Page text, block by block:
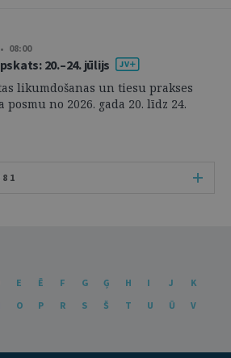
08:00
20.–24. jūlijs
likumdošanas un tiesu prakses
no 2026. gada 20. līdz 24.
E Ē F G Ģ H I J
K
O P R S Š T U Ū
V